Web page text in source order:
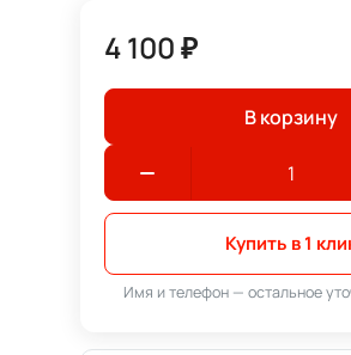
4 100 ₽
В корзину
Купить в 1
Имя и телефон — остальное